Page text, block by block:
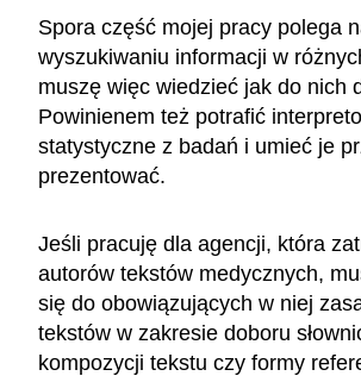
Spora część mojej pracy polega
wyszukiwaniu informacji w
muszę więc wiedzieć jak do nich
Powinienem też potrafić
statystyczne z badań i umieć je
prezentować.
Jeśli pracuję dla agencji, która
autorów tekstów medycznych,
się do obowiązujących w niej
tekstów w zakresie doboru
kompozycji tekstu czy formy